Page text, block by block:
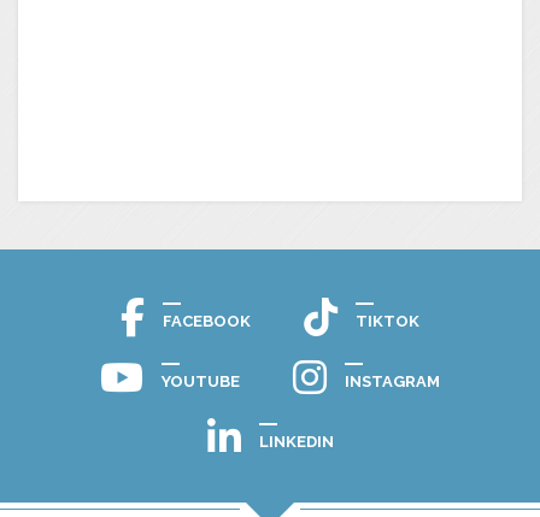
FACEBOOK TIKTOK
YOUTUBE INSTAGRAM
LINKEDIN